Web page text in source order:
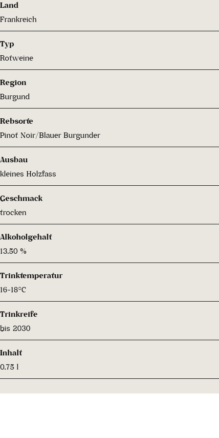
Land
Frankreich
Typ
Rotweine
Region
Burgund
Rebsorte
Pinot Noir/Blauer Burgunder
Ausbau
kleines Holzfass
Geschmack
trocken
Alkoholgehalt
13.50 %
Trinktemperatur
16-18°C
Trinkreife
bis 2030
Inhalt
0.75 l